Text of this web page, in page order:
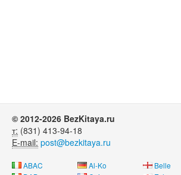
© 2012-2026 BezKitaya.ru
т: (831) 413-94-18
E-mail: post@bezkitaya.ru
ABAC Al-Ko
Belle